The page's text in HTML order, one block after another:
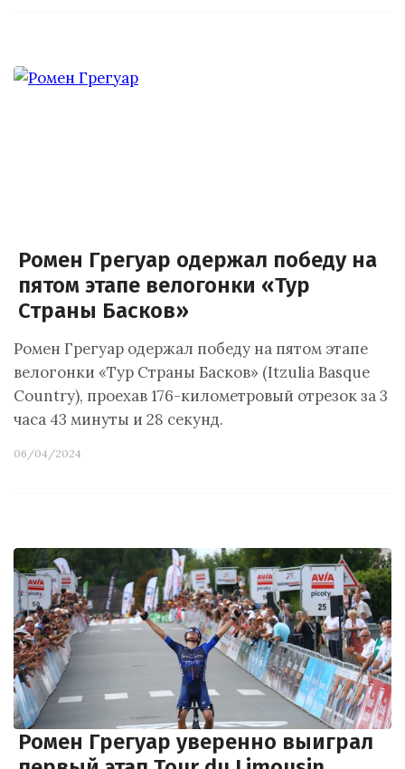
Ромен Грегуар одержал победу на
пятом этапе велогонки «Тур
Страны Басков»
Ромен Грегуар одержал победу на пятом этапе
велогонки «Тур Страны Басков» (Itzulia Basque
Country), проехав 176-километровый отрезок за 3
часа 43 минуты и 28 секунд.
06/04/2024
Ромен Грегуар уверенно выиграл